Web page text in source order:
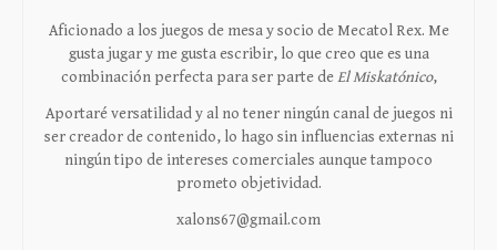
Aficionado a los juegos de mesa y socio de Mecatol Rex. Me
gusta jugar y me gusta escribir, lo que creo que es una
combinación perfecta para ser parte deEl Miskatónico,
Aportaré versatilidad y al no tener ningún canal de juegos ni
ser creador de contenido, lo hago sin influencias externas ni
ningún tipo de intereses comerciales aunque tampoco
prometo objetividad.
xalons67@gmail.com